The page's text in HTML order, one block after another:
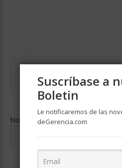
Nombre*
Suscríbase a
Boletin
Le notificaremos de las
deGerencia.com